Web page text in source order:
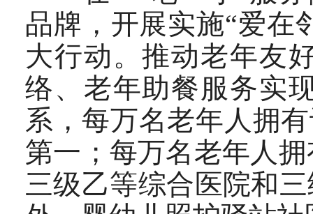
品牌，开展实施“爱在
大行动。推动老年友
络、老年助餐服务实
系，每万名老年人拥
第一；每万名老年人
三级乙等综合医院和